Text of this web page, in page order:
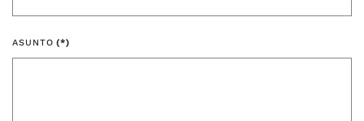
ASUNTO (*)